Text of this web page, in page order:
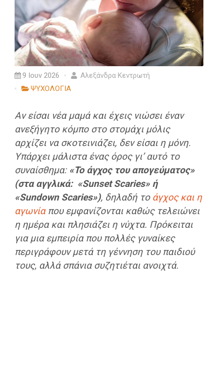
9 Ιουν 2026
Αλεξάνδρα Κεντρωτή
ΨΥΧΟΛΟΓΙΑ
Αν είσαι νέα μαμά και έχεις νιώσει έναν
ανεξήγητο κόμπο στο στομάχι μόλις
αρχίζει να σκοτεινιάζει, δεν είσαι η μόνη.
Υπάρχει μάλιστα ένας όρος γι’ αυτό το
συναίσθημα: «Το άγχος του απογεύματος»
(στα αγγλικά: «Sunset Scaries» ή
«Sundown Scaries»), δηλαδή τοάγχος και η
αγωνία που εμφανίζονται καθώς τελειώνει
η ημέρα και πλησιάζει η νύχτα. Πρόκειται
για μια εμπειρία που πολλές γυναίκες
περιγράφουν μετά τη γέννηση του παιδιού
τους, αλλά σπάνια συζητιέται ανοιχτά.